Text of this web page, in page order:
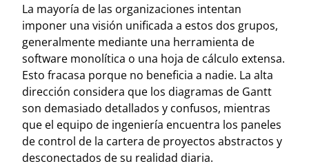
La mayoría de las organizaciones intentan
imponer una visión unificada a estos dos grupos,
generalmente mediante una herramienta de
software monolítica o una hoja de cálculo extensa.
Esto fracasa porque no beneficia a nadie. La alta
dirección considera que los diagramas de Gantt
son demasiado detallados y confusos, mientras
que el equipo de ingeniería encuentra los paneles
de control de la cartera de proyectos abstractos y
desconectados de su realidad diaria.